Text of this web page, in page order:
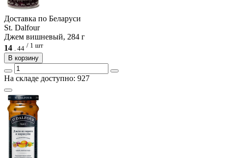
Доcтавка по Беларуси
St. Dalfour
Джем вишневый, 284 г
14 . 44 / 1 шт
В корзину
На складе доступно: 927